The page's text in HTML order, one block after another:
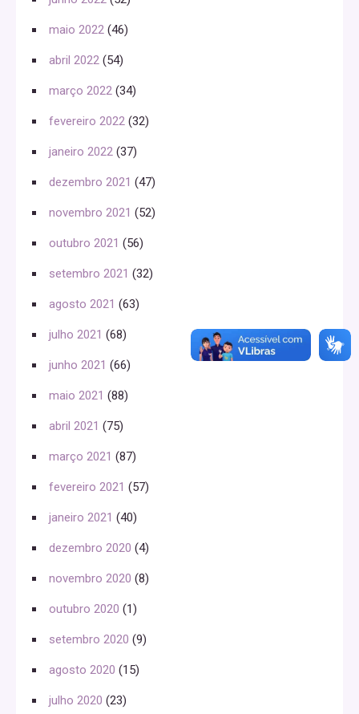
maio 2022 (46)
abril 2022 (54)
março 2022 (34)
fevereiro 2022 (32)
janeiro 2022 (37)
dezembro 2021 (47)
novembro 2021 (52)
outubro 2021 (56)
setembro 2021 (32)
agosto 2021 (63)
julho 2021 (68)
junho 2021 (66)
maio 2021 (88)
abril 2021 (75)
março 2021 (87)
fevereiro 2021 (57)
janeiro 2021 (40)
dezembro 2020 (4)
novembro 2020 (8)
outubro 2020 (1)
setembro 2020 (9)
agosto 2020 (15)
julho 2020 (23)